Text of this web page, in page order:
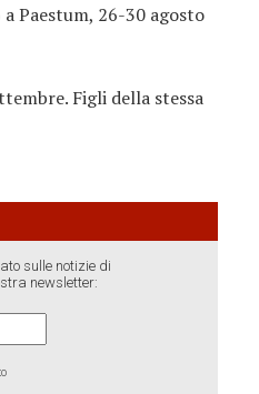
a Paestum, 26-30 agosto
Figli della stessa
sulle notizie di
newsletter: